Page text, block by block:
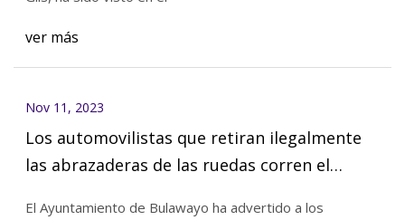
ver más
Nov 11, 2023
Los automovilistas que retiran ilegalmente
las abrazaderas de las ruedas corren el
El Ayuntamiento de Bulawayo ha advertido a los